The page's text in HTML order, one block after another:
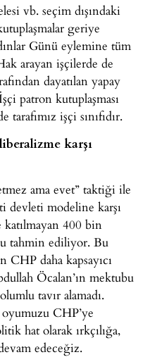
vb. seçim dışındaki
geriye
Günü eylemine tüm
arayan işçilerde de
dayatılan yapay
patron kutuplaşması
işçi sınıfıdır.
karşı
ama evet” taktiği ile
devleti modeline karşı
400 bin
tahmin ediliyor. Bu
daha kapsayıcı
Öcalan’ın mektubu
tavır alamadı.
CHP’ye
hat olarak ırkçılığa,
edeceğiz.